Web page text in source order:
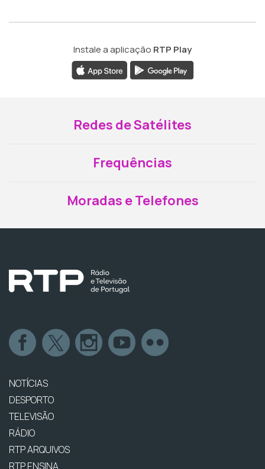
Instale a aplicação RTP Play
Redes de Satélites
Frequências
Moradas e Telefones
NOTÍCIAS
DESPORTO
TELEVISÃO
RÁDIO
RTP ARQUIVOS
RTP ENSINA